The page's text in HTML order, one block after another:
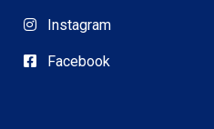
Instagram
Facebook